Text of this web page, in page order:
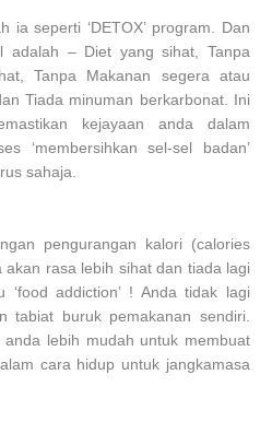
ia seperti ‘DETOX’ program. Dan
adalah – Diet yang sihat, Tanpa
Tanpa Makanan segera atau
Tiada minuman berkarbonat. Ini
kejayaan anda dalam
‘membersihkan sel-sel badan’
sahaja.
pengurangan kalori (calories
akan rasa lebih sihat dan tiada lagi
‘food addiction’ ! Anda tidak lagi
tabiat buruk pemakanan sendiri.
lebih mudah untuk membuat
cara hidup untuk jangkamasa